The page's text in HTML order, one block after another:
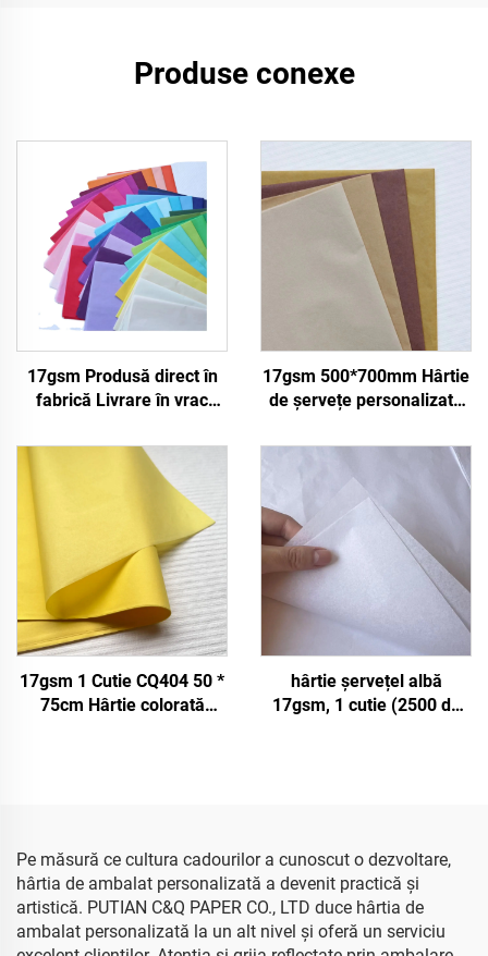
Produse conexe
17gsm Produsă direct în
fabrică Livrare în vrac
Personalizabilă Hârtie de
înveliș pentru
Îmbrăcăminte Pantofi
Cadouri Floare Hârtie de
mătase
17gsm 500*700mm Hârtie
de șervețe personalizată
colorată pentru Ambalaj
Înveliș Cadouri Haine
Mărfuri Hârtie de șervețe
17gsm 1 Cutie CQ404 50 *
75cm Hârtie colorată
hârtie șervețel albă
17gsm, 1 cutie (2500 de
Pe măsură ce cultura cadourilor a cunoscut o dezvoltare,
hârtia de ambalat personalizată a devenit practică și
artistică. PUTIAN C&Q PAPER CO., LTD duce hârtia de
ambalat personalizată la un alt nivel și oferă un serviciu